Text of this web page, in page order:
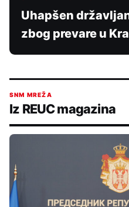
Uhapšen
zbog prevare u
SNM MREŽA
Iz REUC magazina